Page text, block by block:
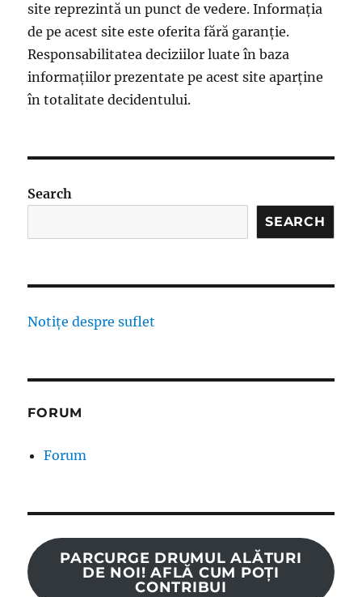
site reprezintă un punct de vedere. Informația
de pe acest site este oferita fără garanție.
Responsabilitatea deciziilor luate în baza
informațiilor prezentate pe acest site aparține
în totalitate decidentului.
Search
SEARCH
Notițe despre suflet
FORUM
Forum
PARCURGE DRUMUL ALĂTURI
DE NOI! AFLĂ CUM POȚI
CONTRIBUI